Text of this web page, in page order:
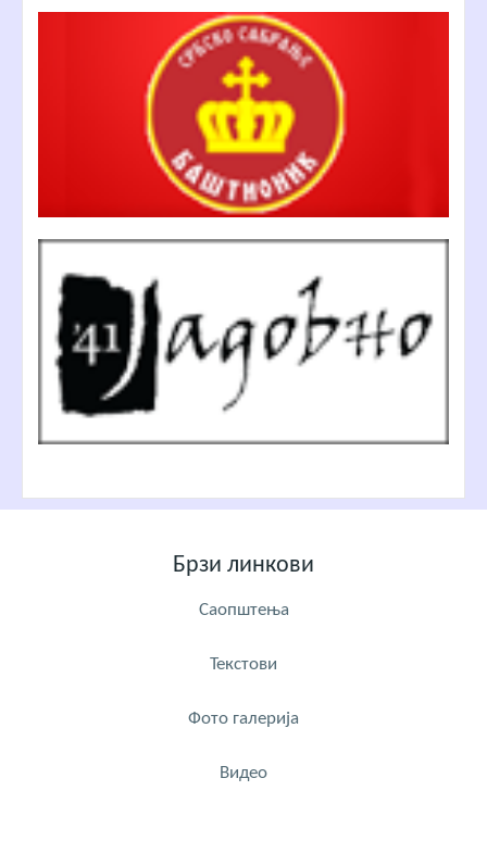
Брзи линкови
Саопштења
Текстови
Фото галерија
Видео